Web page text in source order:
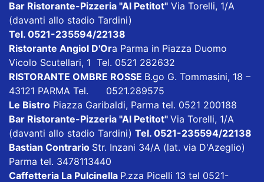
Bar Ristorante-Pizzeria "Al Petitot" Via Torelli, 1/A
(davanti allo stadio Tardini)
Tel. 0521-235594/22138
Ristorante Angiol D'Ora Parma in Piazza Duomo
Vicolo Scutellari, 1 Tel. 0521 282632
RISTORANTE OMBRE ROSSE B.go G. Tommasini, 18 –
43121 PARMA Tel. 0521.289575
Le Bistro Piazza Garibaldi, Parma tel. 0521 200188
Bar Ristorante-Pizzeria "Al Petitot" Via Torelli, 1/A
(davanti allo stadio Tardini) Tel. 0521-235594/22138
Bastian Contrario Str. Inzani 34/A (lat. via D'Azeglio)
Parma tel. 3478113440
Caffetteria La Pulcinella P.zza Picelli 13 tel 0521-